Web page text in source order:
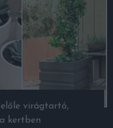
virágtartó,
kertben